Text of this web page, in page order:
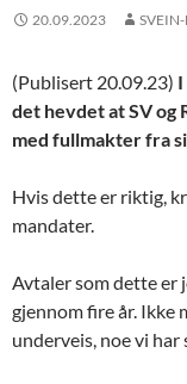
20.09.2023
(Publisert 20.09.23)
det hevdet at SV
med fullmakter fra
Hvis dette er riktig,
mandater.
Avtaler som dette er
gjennom fire år. Ikke
underveis, noe vi har